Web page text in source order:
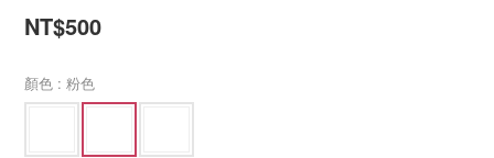
NT$500
顏色 : 粉色